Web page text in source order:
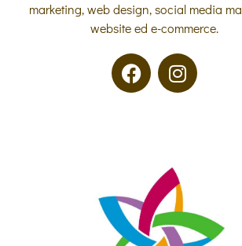
marketing, web design, social media
website ed e-commerce.